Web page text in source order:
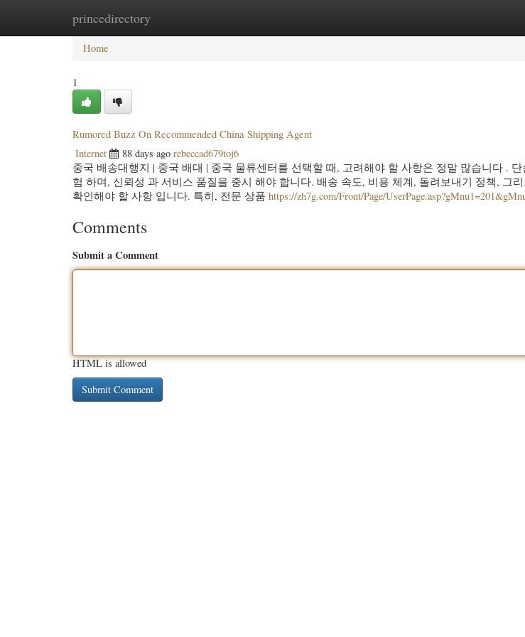
princedirectory
Home New Site Listings
Home
1
Rumored Buzz On Recommended China Shipping Agent
Internet 88 days ago rebeccad679toj6
중국 배송대행지 | 중국 배대 | 중국 물류센터를 선택할 때, 고려해야 할 사항은 정말 많습니다 .
험 하며, 신뢰성 과 서비스 품질을 중시 해야 합니다. 배송 속도, 비용 체계, 돌려보내기 정책, 그
확인해야 할 사항 입니다. 특히, 전문 상품 https://zh7g.com/Front/Page/
Comments
Submit a Comment
HTML is allowed